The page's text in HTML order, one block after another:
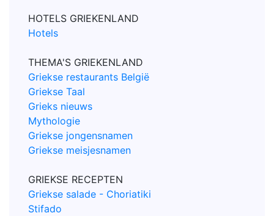
HOTELS GRIEKENLAND
Hotels
THEMA'S GRIEKENLAND
Griekse restaurants België
Griekse Taal
Grieks nieuws
Mythologie
Griekse jongensnamen
Griekse meisjesnamen
GRIEKSE RECEPTEN
Griekse salade - Choriatiki
Stifado